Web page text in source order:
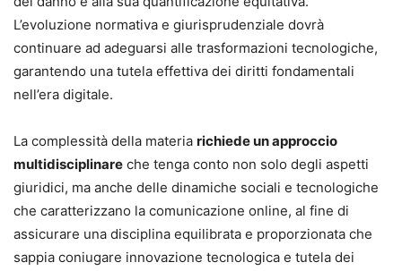
L’evoluzione normativa e giurisprudenziale dovrà
continuare ad adeguarsi alle trasformazioni tecnologiche,
garantendo una tutela effettiva dei diritti fondamentali
nell’era digitale.
La complessità della materia richiede un approccio
multidisciplinare che tenga conto non solo degli aspetti
giuridici, ma anche delle dinamiche sociali e tecnologiche
che caratterizzano la comunicazione online, al fine di
assicurare una disciplina equilibrata e proporzionata che
sappia coniugare innovazione tecnologica e tutela dei